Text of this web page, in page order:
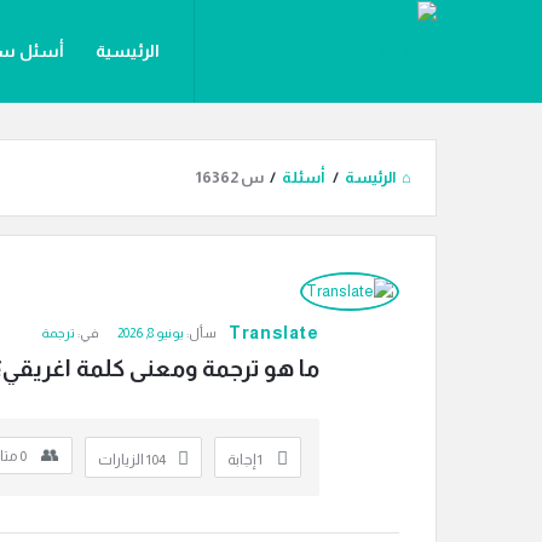
دليل
الترجمة
القائمة
الرئيسية أسئل
الرئيسة / أسئلة / س 16362
الترجمة
Translate سأل: يونيو 8, 2026 في: ترجمة
ما هو ترجمة ومعنى كلمة
‫1 إجابة 104 الزيارات 0